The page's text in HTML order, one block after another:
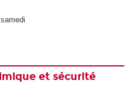
et sécurité